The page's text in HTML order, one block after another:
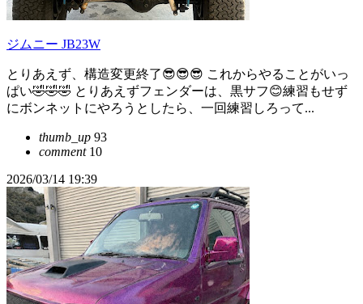
ジムニー JB23W
とりあえず、構造変更終了😎😎😎 これからやることがいっ
ぱい🤣🤣🤣 とりあえずフェンダーは、黒サフ😊練習もせず
にボンネットにやろうとしたら、一回練習しろって...
thumb_up 93
comment10
2026/03/14 19:39